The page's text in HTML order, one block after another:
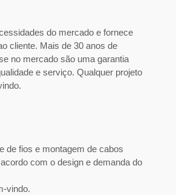
do mercado e fornece
cliente. Mais de 30 anos de
no mercado são uma garantia
e serviço. Qualquer projeto
de fios e montagem de cabos
com o design e demanda do
vindo.